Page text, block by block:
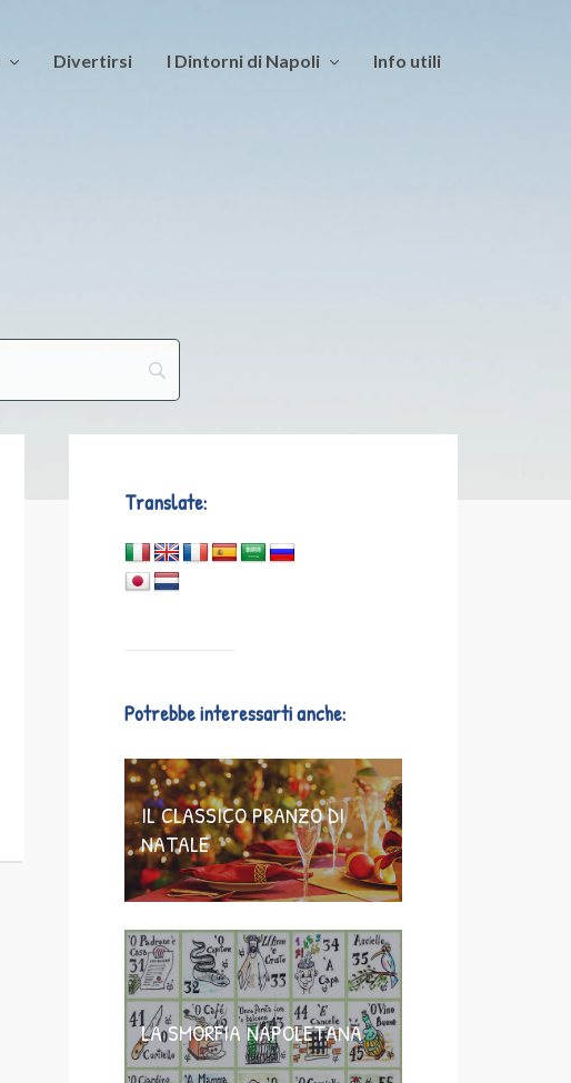
Divertirsi I Dintorni di Napoli Info utili
Translate:
Potrebbe interessarti anche:
IL CLASSICO PRANZO DI
NATALE
LA SMORFIA NAPOLETANA